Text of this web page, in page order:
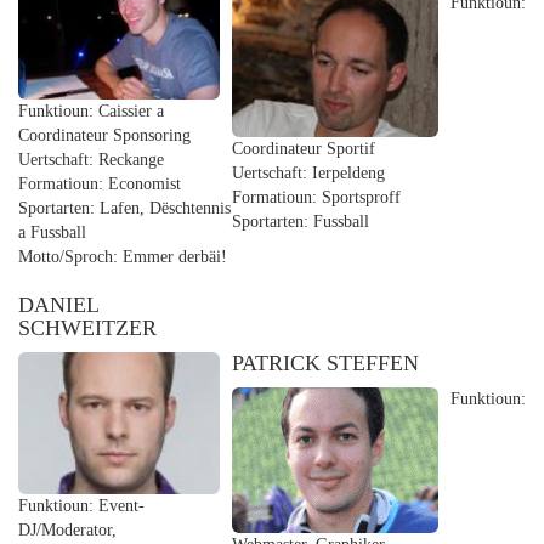
Funktioun: Caissier a
Coordinateur Sponsoring
Uertschaft: Reckange
Formatioun: Economist
Sportarten: Lafen, Dëschtennis
a Fussball
Motto/Sproch: Emmer derbäi!
Coordinateur Sportif
Uertschaft: Ierpeldeng
Formatioun: Sportsproff
Sportarten: Fussball
DANIEL
SCHWEITZER
Funktioun: Event-
DJ/Moderator,
PATRICK STEFFEN
Funktioun: